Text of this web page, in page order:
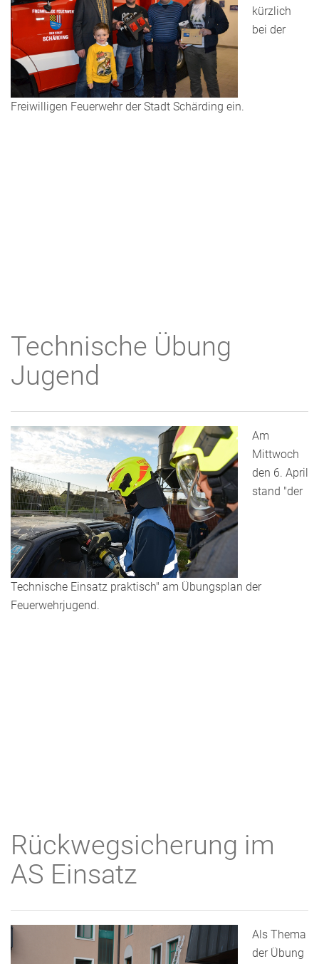
kürzlich
bei der
Freiwilligen Feuerwehr der Stadt Schärding ein.
Technische Übung
Jugend
Am
Mittwoch
den 6. April
stand "der
Technische Einsatz praktisch" am Übungsplan der
Feuerwehrjugend.
Rückwegsicherung im
AS Einsatz
Als Thema
der Übung